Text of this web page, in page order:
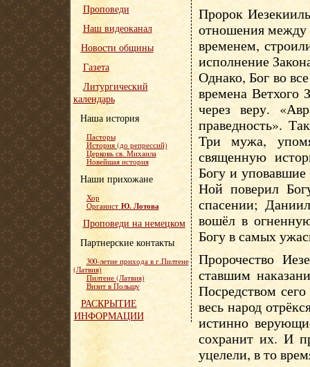
Пророк
отношения
временем,
исполнение
Однако, Бог во
времена Ветхого
через веру.
праведность».
Три мужа,
священную
Богу и
Ной поверил
спасении;
вошёл в
Богу в самых
Пророчество
ставшим
Посредством
весь народ
истинно
сохранит их. И
уцелели, в то
Проповеди
Наш видеоканал
Новости общины
Газета
Литургический
календарь
Наша история
Пасторы
История (до репрессий)
Церковь св. Михаила
Новейшая история
Наши прихожане
Хор
Органист Ю. Лотова
Проповеди на немецком
Партнерские контакты
300-летие прихода в г.Пилтене
(Латвия)
Пилтене (Латвия)
Визит в Польшу
РАСКРЫТИЕ
ИНФОРМАЦИИ